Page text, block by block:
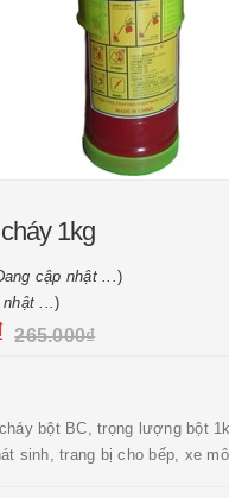
1kg
cập nhật ...)
...)
265.000₫
bột BC, trọng lượng bột
sinh, trang bị cho bếp, xe